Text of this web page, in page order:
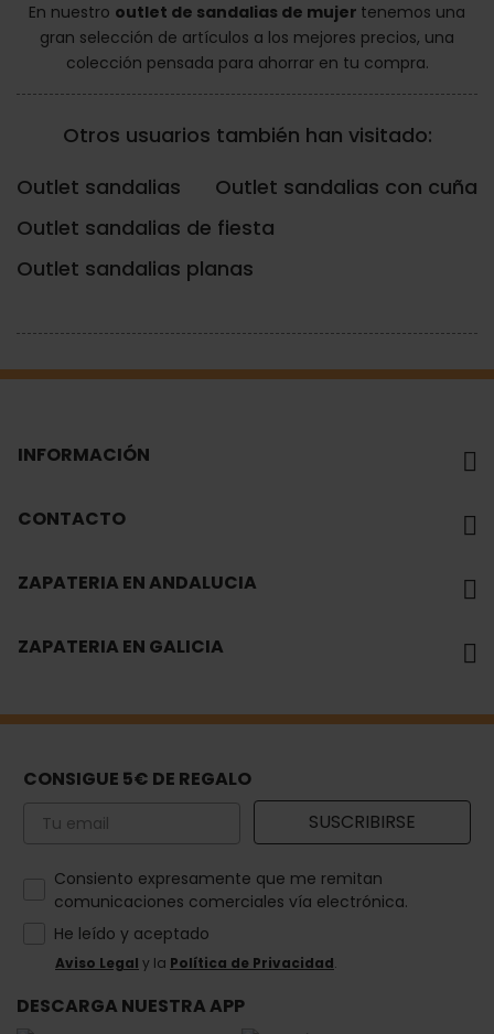
En nuestro outlet de sandalias de mujer tenemos una
gran selección de artículos a los mejores precios, una
colección pensada para ahorrar en tu compra.
Otros usuarios también han visitado:
Outlet sandalias
Outlet sandalias con cuña
Outlet sandalias de fiesta
Outlet sandalias planas
INFORMACIÓN
CONTACTO
ZAPATERIA EN ANDALUCIA
ZAPATERIA EN GALICIA
CONSIGUE 5€ DE REGALO
Email SUSCRIBIRSE
How would you like to hear from us?
Consiento expresamente que me remitan
comunicaciones comerciales vía electrónica.
He leído y aceptado
Aviso Legal y la Política de Privacidad.
DESCARGA NUESTRA APP